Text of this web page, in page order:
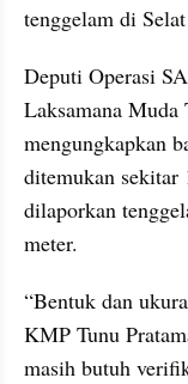
tenggelam di
Deputi Operasi
Laksamana
mengungkapkan
ditemukan
dilaporkan
meter.
“Bentuk dan
KMP Tunu
masih butuh